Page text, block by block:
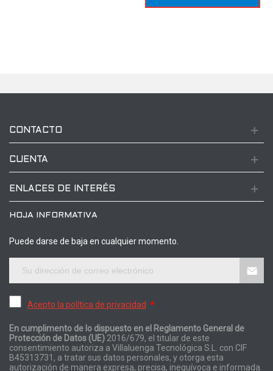
CONTACTO
CUENTA
ENLACES DE INTERÉS
HOJA INFORMATIVA
Puede darse de baja en cualquier momento.
Acepto la política de privacidad *
En cumplimento de lo dispuesto en el Reglamento General de
Protección de Datos (UE) 2016/679, el titular de este
consentimiento autoriza a Villaluenga Tecnológica S.L. con CIF
B45313731, a tratar sus datos personales, y otorga esta
autorización de manera expresa, precisa, inequívoca e informada.